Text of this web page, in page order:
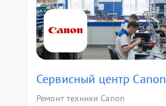
Сервисный центр Canon
Ремонт техники Canon